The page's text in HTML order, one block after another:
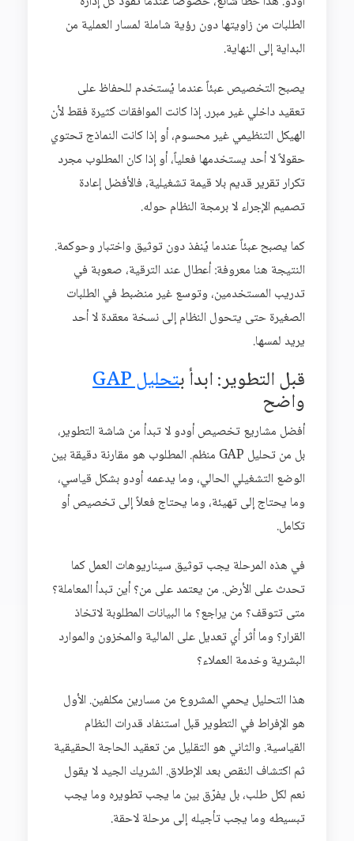
الطلبات من زاويتها دون رؤية شاملة لمسار العملية من
البداية إلى النهاية.
يصبح التخصيص عبئاً عندما يُستخدم للحفاظ على
تعقيد داخلي غير مبرر. إذا كانت الموافقات كثيرة فقط لأن
الهيكل التنظيمي غير محسوم، أو إذا كانت النماذج تحتوي
حقولاً لا أحد يستخدمها فعلياً، أو إذا كان المطلوب مجرد
تكرار تقرير قديم بلا قيمة تشغيلية، فالأفضل إعادة
تصميم الإجراء لا برمجة النظام حوله.
كما يصبح عبئاً عندما يُنفذ دون توثيق واختبار وحوكمة.
النتيجة هنا معروفة: أعطال عند الترقية، صعوبة في
تدريب المستخدمين، وتوسع غير منضبط في الطلبات
الصغيرة حتى يتحول النظام إلى نسخة معقدة لا أحد
يريد لمسها.
قبل التطوير: ابدأ بتحليل GAP
واضح
أفضل مشاريع تخصيص أودو لا تبدأ من شاشة التطوير،
بل من تحليل GAP منظم. المطلوب هو مقارنة دقيقة بين
الوضع التشغيلي الحالي، وما يدعمه أودو بشكل قياسي،
وما يحتاج إلى تهيئة، وما يحتاج فعلاً إلى تخصيص أو
تكامل.
في هذه المرحلة يجب توثيق سيناريوهات العمل كما
تحدث على الأرض. من يعتمد على من؟ أين تبدأ المعاملة؟
متى تتوقف؟ من يراجع؟ ما البيانات المطلوبة لاتخاذ
القرار؟ وما أثر أي تعديل على المالية والمخزون والموارد
البشرية وخدمة العملاء؟
هذا التحليل يحمي المشروع من مسارين مكلفين. الأول
هو الإفراط في التطوير قبل استنفاد قدرات النظام
القياسية. والثاني هو التقليل من تعقيد الحاجة الحقيقية
ثم اكتشاف النقص بعد الإطلاق. الشريك الجيد لا يقول
نعم لكل طلب، بل يفرّق بين ما يجب تطويره وما يجب
تبسيطه وما يجب تأجيله إلى مرحلة لاحقة.